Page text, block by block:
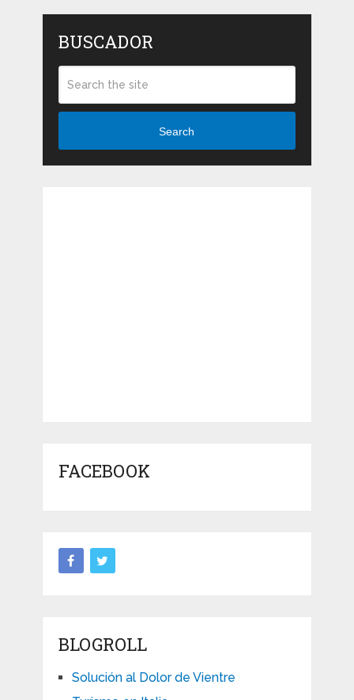
BUSCADOR
Search
FACEBOOK
BLOGROLL
Solución al Dolor de Vientre